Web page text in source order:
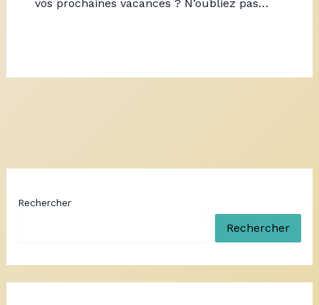
vos prochaines vacances ? N’oubliez pas…
Rechercher
Rechercher